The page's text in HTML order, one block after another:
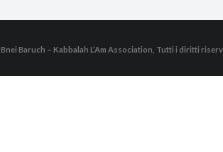
Bnei Baruch – Kabbalah L’Am Association, Tutti i diritti